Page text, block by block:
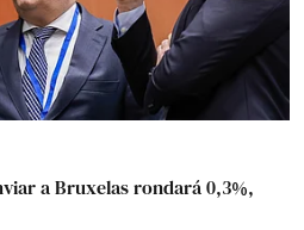
a Bruxelas rondará 0,3%,